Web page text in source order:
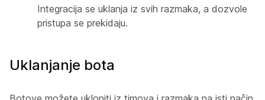
Integracija se uklanja iz svih razmaka, a dozvole
pristupa se prekidaju.
Uklanjanje bota